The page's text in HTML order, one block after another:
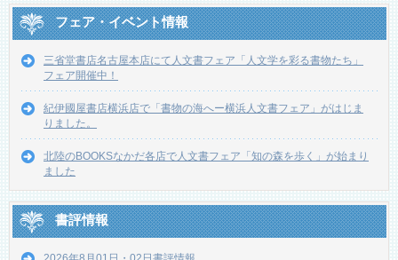
フェア・イベント情報
三省堂書店名古屋本店にて人文書フェア「人文学を彩る書物たち」
フェア開催中！
紀伊國屋書店横浜店で「書物の海へー横浜人文書フェア」がはじま
りました。
北陸のBOOKSなかだ各店で人文書フェア「知の森を歩く」が始まり
ました
書評情報